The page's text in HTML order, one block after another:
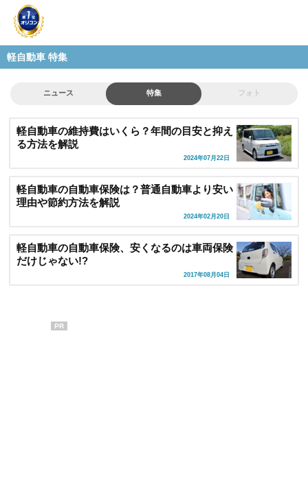
軽自動車 特集
ニュース 特集 フォト
軽自動車の維持費はいくら？年間の目安と抑え
る方法を解説
2024年07月22日
軽自動車の自動車保険は？普通自動車より安い
理由や節約方法を解説
2024年02月20日
軽自動車の自動車保険、安くなるのは車両保険
だけじゃない!?
2017年08月04日
PR